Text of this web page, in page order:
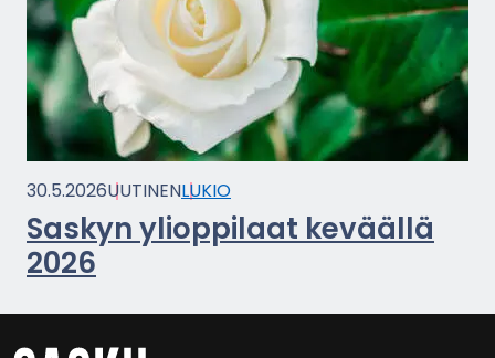
30.5.2026UU­TI­NENLUKIO
Sas­kyn yli­op­pi­laat ke­vääl­lä
2026